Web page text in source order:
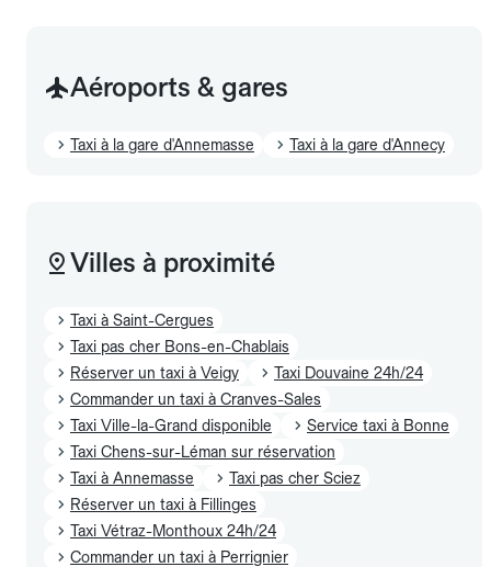
Aéroports & gares
Taxi à la gare d'Annemasse Taxi à la gare d'Annecy
Villes à proximité
Taxi à Saint-Cergues
Taxi pas cher Bons-en-Chablais
Réserver un taxi à Veigy
Taxi Douvaine 24h/24
Commander un taxi à Cranves-Sales
Taxi Ville-la-Grand disponible
Service taxi à Bonne
Taxi Chens-sur-Léman sur réservation
Taxi à Annemasse
Taxi pas cher Sciez
Réserver un taxi à Fillinges
Taxi Vétraz-Monthoux 24h/24
Commander un taxi à Perrignier